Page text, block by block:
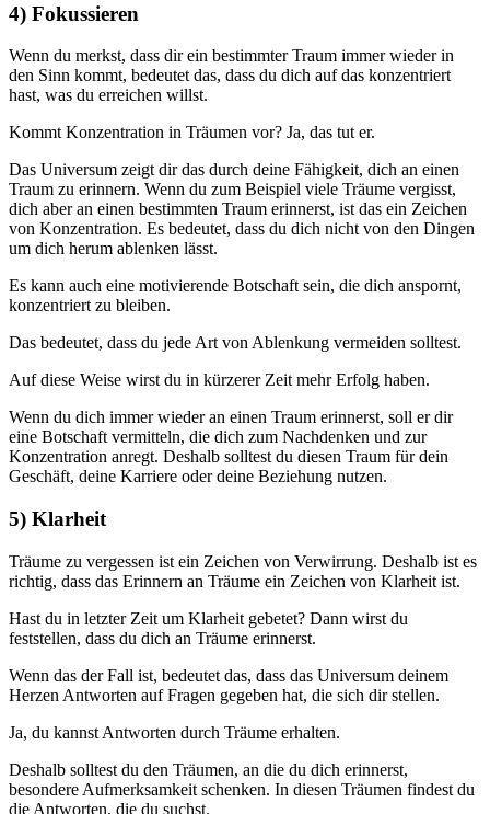
4) Fokussieren
Wenn du merkst, dass dir ein bestimmter Traum immer wieder in
den Sinn kommt, bedeutet das, dass du dich auf das konzentriert
hast, was du erreichen willst.
Kommt Konzentration in Träumen vor? Ja, das tut er.
Das Universum zeigt dir das durch deine Fähigkeit, dich an einen
Traum zu erinnern. Wenn du zum Beispiel viele Träume vergisst,
dich aber an einen bestimmten Traum erinnerst, ist das ein Zeichen
von Konzentration. Es bedeutet, dass du dich nicht von den Dingen
um dich herum ablenken lässt.
Es kann auch eine motivierende Botschaft sein, die dich anspornt,
konzentriert zu bleiben.
Das bedeutet, dass du jede Art von Ablenkung vermeiden solltest.
Auf diese Weise wirst du in kürzerer Zeit mehr Erfolg haben.
Wenn du dich immer wieder an einen Traum erinnerst, soll er dir
eine Botschaft vermitteln, die dich zum Nachdenken und zur
Konzentration anregt. Deshalb solltest du diesen Traum für dein
Geschäft, deine Karriere oder deine Beziehung nutzen.
5) Klarheit
Träume zu vergessen ist ein Zeichen von Verwirrung. Deshalb ist es
richtig, dass das Erinnern an Träume ein Zeichen von Klarheit ist.
Hast du in letzter Zeit um Klarheit gebetet? Dann wirst du
feststellen, dass du dich an Träume erinnerst.
Wenn das der Fall ist, bedeutet das, dass das Universum deinem
Herzen Antworten auf Fragen gegeben hat, die sich dir stellen.
Ja, du kannst Antworten durch Träume erhalten.
Deshalb solltest du den Träumen, an die du dich erinnerst,
besondere Aufmerksamkeit schenken. In diesen Träumen findest du
die Antworten, die du suchst.